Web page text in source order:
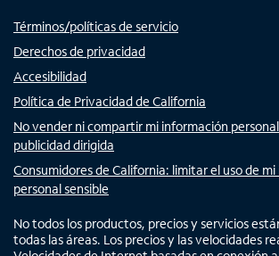
Términos/políticas de servicio
Derechos de privacidad
Accesibilidad
Política de Privacidad de California
No vender ni compartir mi información
publicidad dirigida
Consumidores de California: limitar el uso de
personal sensible
No todos los productos, precios y servicios
todas las áreas. Los precios y las velocidades